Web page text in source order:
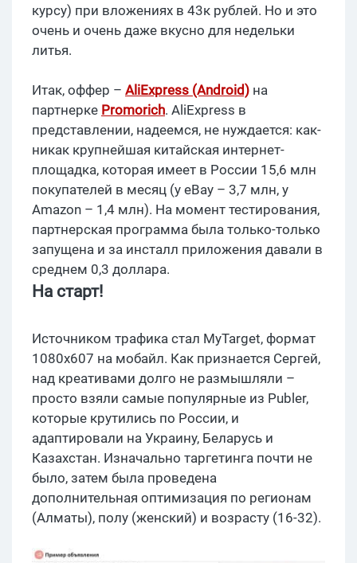
курсу) при вложениях в 43к рублей. Но и это
очень и очень даже вкусно для недельки
литья.
Итак, оффер – AliExpress (Android) на
партнерке Promorich. AliExpress в
представлении, надеемся, не нуждается: как-
никак крупнейшая китайская интернет-
площадка, которая имеет в России 15,6 млн
покупателей в месяц (у eBay – 3,7 млн, у
Amazon – 1,4 млн). На момент тестирования,
партнерская программа была только-только
запущена и за инсталл приложения давали в
среднем 0,3 доллара.
На старт!
Источником трафика стал MyTarget, формат
1080х607 на мобайл. Как признается Сергей,
над креативами долго не размышляли –
просто взяли самые популярные из Publer,
которые крутились по России, и
адаптировали на Украину, Беларусь и
Казахстан. Изначально таргетинга почти не
было, затем была проведена
дополнительная оптимизация по регионам
(Алматы), полу (женский) и возрасту (16-32).